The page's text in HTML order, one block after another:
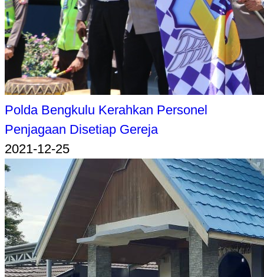
Polda Bengkulu Kerahkan Personel
Penjagaan Disetiap Gereja
2021-12-25